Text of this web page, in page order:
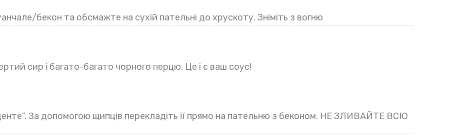
бекон та обсмажте на сухій пательні до хрускоту. Зніміть з вогню
сир і багато-багато чорного перцю. Це і є ваш соус!
За допомогою щипців перекладіть її прямо на пательню з беконом. НЕ ЗЛИВАЙТЕ ВСЮ